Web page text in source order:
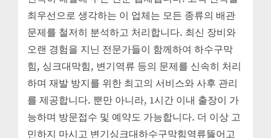
최우선으로 생각하는 이 업체는 모든 종류의 배관
문제를 철저히 분석하고 처리합니다. 최신 장비와
오랜 경험을 지닌 전문가들이 함께하여 하수구막
힘, 싱크대막힘, 변기역류 등의 문제를 신속히 처리
하며 재발 방지를 위한 최고의 서비스와 사후 관리
를 제공합니다. 뿐만 아니라, 1시간 이내 출장이 가
능하며 방문접수 및 예약도 가능합니다. 더 이상 고
민하지 마시고 변기싱크대하수구막힘역류뚫어고